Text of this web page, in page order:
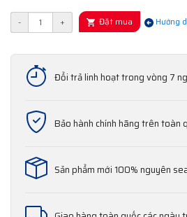
- + Đặt mua Hướng
Đổi trả linh hoạt trong vòng 7
Bảo hành chính hãng trên toàn
Sản phẩm mới 100% nguyên